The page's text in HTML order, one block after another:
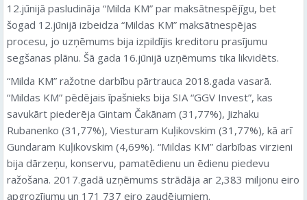
12.jūnijā pasludināja “Milda KM” par maksātnespējīgu, bet
šogad 12.jūnijā izbeidza “Mildas KM” maksātnespējas
procesu, jo uzņēmums bija izpildījis kreditoru prasījumu
segšanas plānu. Šā gada 16.jūnijā uzņēmums tika likvidēts.
“Milda KM” ražotne darbību pārtrauca 2018.gada vasarā.
“Mildas KM” pēdējais īpašnieks bija SIA “GGV Invest”, kas
savukārt piederēja Gintam Čakānam (31,77%), Jizhaku
Rubanenko (31,77%), Viesturam Kuļikovskim (31,77%), kā arī
Gundaram Kuļikovskim (4,69%). “Mildas KM” darbības virzieni
bija dārzeņu, konservu, pamatēdienu un ēdienu piedevu
ražošana. 2017.gadā uzņēmums strādāja ar 2,383 miljonu eiro
apgrozījumu un 171 737 eiro zaudējumiem.